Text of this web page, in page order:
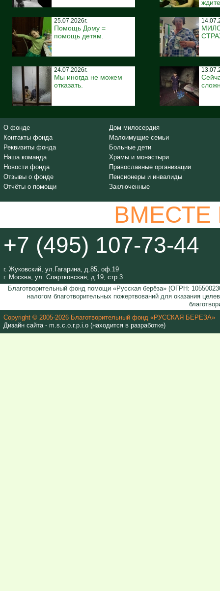
25.07.2026г.
Помощь Дому =
помощь детям.
24.07.2026г.
Мы иногда не можем
отказать.
О фонде
Контакты фонда
Реквизиты фонда
Наша команда
Новости фонда
Отзывы о фонде
Отчёты о помощи
Дом милосердия
Малоимущие семьи
Больные дети
Храмы и монастыри
Православные организации
Пенсионеры и инвалиды
Заключенные
+7 (495) 107-73-44
г. Жуковский, ул.Гагарина, д.85, оф.19
г. Москва, ул. Спартковская, д.19, стр.3
Благотворительный фонд помощи «Русская берёза» (ОГРН:
налогом благотворительных пожертвований для оказания
Copyright © 2005-2026 Благотворительный фонд «РУССКАЯ БЕРЕЗА»
Дизайн сайта - m.s.c.o.r.p.i.o (находится в разработке)